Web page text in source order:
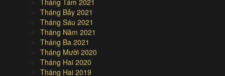
Tháng Bảy 2021
Tháng Sáu 2021
Tháng Năm 2021
Tháng Ba 2021
Tháng Mười 2020
Tháng Hai 2020
Tháng Hai 2019